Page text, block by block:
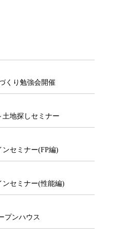
くり勉強会開催
土地探しセミナー
セミナー(FP編)
セミナー(性能編)
プンハウス